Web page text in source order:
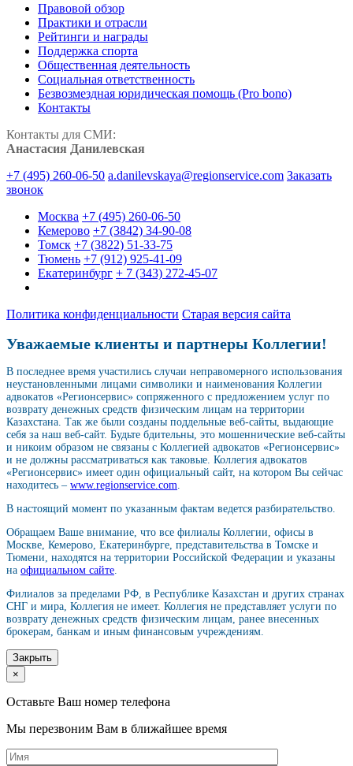
Правовой обзор
Практики и отрасли
Рейтинги и награды
Поддержка спорта
Общественная деятельность
Социальная ответственность
Безвозмездная юридическая помощь (Pro bono)
Контакты
Контакты для СМИ:
Анастасия Данилевская
+7 (495) 260-06-50 a.danilevskaya@regionservice.com Заказать
звонок
Москва +7 (495) 260-06-50
Кемерово +7 (3842) 34-90-08
Томск +7 (3822) 51-33-75
Тюмень +7 (912) 925-41-09
Екатеринбург + 7 (343) 272-45-07
Политика конфиденциальности Старая версия сайта
Уважаемые клиенты и партнеры Коллегии!
В последнее время участились случаи неправомерного использования
неустановленными лицами символики и наименования Коллегии
адвокатов «Регионсервис» сопряженного с предложением услуг по
возврату денежных средств физическим лицам на территории
Казахстана. Так же были созданы поддельные веб-сайты, выдающие
себя за наш веб-сайт. Будьте бдительны, это мошеннические веб-сайты
и никоим образом не связаны с Коллегией адвокатов «Регионсервис»
и не должны рассматриваться как таковые. Коллегия адвокатов
«Регионсервис» имеет один официальный сайт, на котором Вы сейчас
находитесь – www.regionservice.com
В настоящий момент по указанным фактам ведется разбирательство.
Обращаем Ваше внимание, что все филиалы Коллегии, офисы в
Москве, Кемерово, Екатеринбурге, представительства в Томске и
Тюмени, находятся на территории Российской Федерации и указаны
на официальном сайте
Филиалов за пределами РФ, в Республике Казахстан и других странах
СНГ и мира, Коллегия не имеет. Коллегия не представляет услуги по
возврату денежных средств физическим лицам, ранее внесенных
брокерам, банкам и иным финансовым учреждениям.
Закрыть
×
Оставьте Ваш номер телефона
Мы перезвоним Вам в ближайшее время